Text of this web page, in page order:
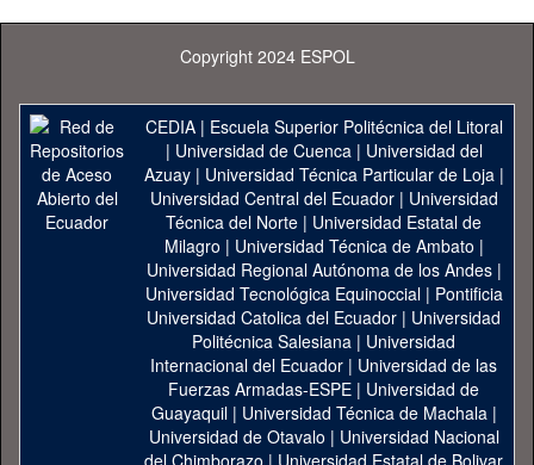
Copyright 2024 ESPOL
CEDIA| Escuela Superior Politécnica del Litoral
| Universidad de Cuenca| Universidad del
Azuay| Universidad Técnica Particular de Loja|
Universidad Central del Ecuador| Universidad
Técnica del Norte | Universidad Estatal de
Milagro | Universidad Técnica de Ambato |
Universidad Regional Autónoma de los Andes|
Universidad Tecnológica Equinoccial| Pontificia
Universidad Catolica del Ecuador | Universidad
Politécnica Salesiana | Universidad
Internacional del Ecuador | Universidad de las
Fuerzas Armadas-ESPE | Universidad de
Guayaquil| Universidad Técnica de Machala|
Universidad de Otavalo | Universidad Nacional
del Chimborazo | Universidad Estatal de Bolivar